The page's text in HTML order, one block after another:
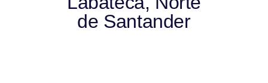
de Santander